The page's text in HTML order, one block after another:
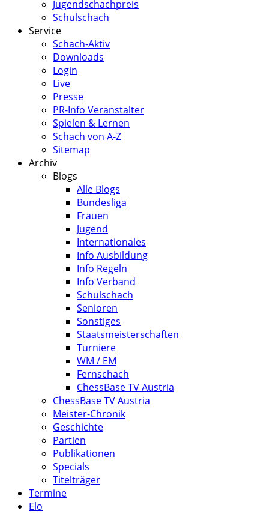
Jugendschachpreis
Schulschach
Service
Schach-Aktiv
Downloads
Login
Live
Presse
PR-Info Veranstalter
Spielen & Lernen
Schach von A-Z
Sitemap
Archiv
Blogs
Alle Blogs
Bundesliga
Frauen
Jugend
Internationales
Info Ausbildung
Info Regeln
Info Verband
Schulschach
Senioren
Sonstiges
Staatsmeisterschaften
Turniere
WM / EM
Fernschach
ChessBase TV Austria
ChessBase TV Austria
Meister-Chronik
Geschichte
Partien
Publikationen
Specials
Titelträger
Termine
Elo